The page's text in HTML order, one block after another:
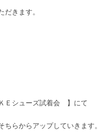
きます。
Ｅシューズ試着会 】にて
らからアップしていきます。